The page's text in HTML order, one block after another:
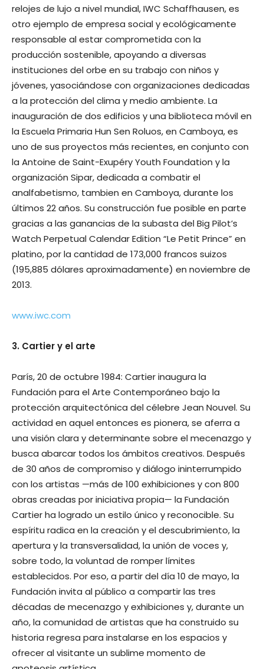
relojes de lujo a nivel mundial, IWC Schaffhausen, es
otro ejemplo de empresa social y ecológicamente
responsable al estar comprometida con la
producción sostenible, apoyando a diversas
instituciones del orbe en su trabajo con niños y
jóvenes, yasociándose con organizaciones dedicadas
a la protección del clima y medio ambiente. La
inauguración de dos edificios y una biblio­teca móvil en
la Escuela Primaria Hun Sen Roluos, en Camboya, es
uno de sus pro­yectos más recientes, en conjunto con
la Antoine de Saint-Exupéry Youth Foundation y la
organización Sipar, dedicada a comba­tir el
analfabetismo, tambien en Camboya, durante los
últimos 22 años. Su construcción fue posible en parte
gracias a las ganancias de la subasta del Big Pilot’s
Watch Perpetual Calendar Edition “Le Petit Prince” en
pla­tino, por la cantidad de 173,000 francos sui­zos
(195,885 dólares aproximadamente) en noviembre de
2013.
www.iwc.com
3. Cartier y el arte
París, 20 de octubre 1984: Cartier inaugura la
Fundación para el Arte Contemporáneo bajo la
protección arquitectónica del célebre Jean Nouvel. Su
actividad en aquel enton­ces es pionera, se aferra a
una visión clara y determinante sobre el mecenazgo y
busca abarcar todos los ámbitos creativos. Des­pués
de 30 años de compromiso y diálogo ininterrumpido
con los artistas —más de 100 exhibiciones y con 800
obras creadas por iniciativa propia— la Fundación
Cartier ha logrado un estilo único y reconocible. Su
espíritu radica en la creación y el descubri­miento, la
apertura y la transversalidad, la unión de voces y,
sobre todo, la voluntad de romper límites
establecidos. Por eso, a partir del día 10 de mayo, la
Fundación invita al público a compartir las tres
décadas de mecenazgo y exhibiciones y, durante un
año, la comunidad de artistas que ha cons­truido su
historia regresa para instalarse en los espacios y
ofrecer al visitante un sublime momento de